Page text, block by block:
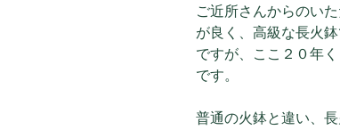
ご近所さんからのい
が良く、高級な長火
ですが、ここ２０年
です。
普通の火鉢と違い、